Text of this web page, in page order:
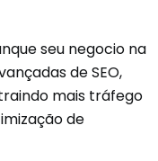
seu negocio na
de SEO,
mais tráfego
de